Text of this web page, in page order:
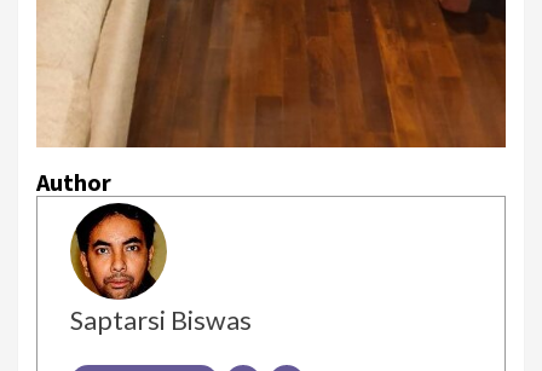
Author
Saptarsi Biswas